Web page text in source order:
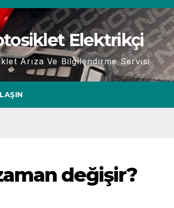
Elektrikçi
Arıza Ve Bilgilendirme Servisi
değişir?